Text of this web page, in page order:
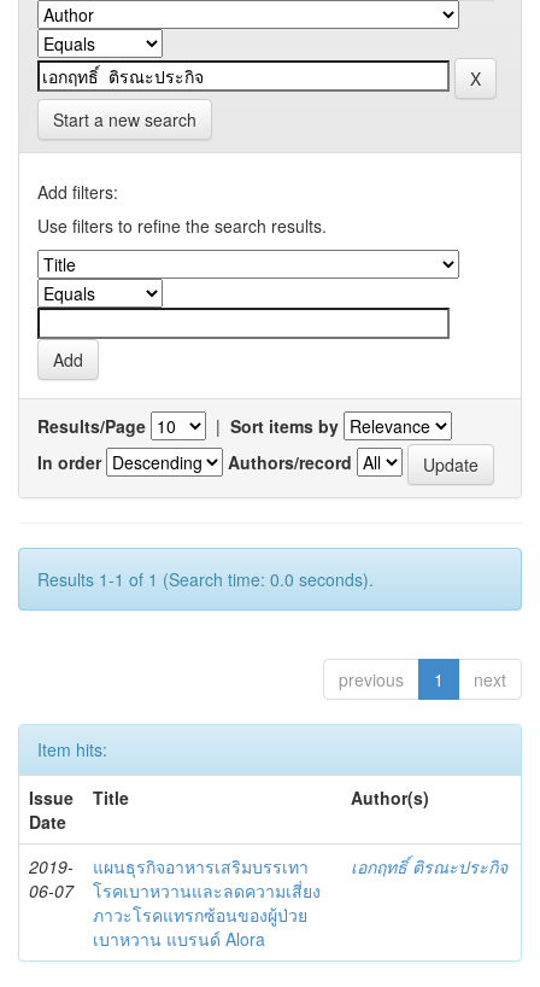
Start a new search
Add filters:
Use filters to refine the search results.
Results/Page | Sort items by
In order
Authors/record
Results 1-1 of 1 (Search time: 0.0 seconds).
previous 1 next
Item hits:
Issue
Date
Title Author(s)
2019-
06-07
แผนธุรกิจอาหารเสริมบรรเทา
โรคเบาหวานและลดความเสี่ยง
ภาวะโรคแทรกซ้อนของผู้ป่วย
เบาหวาน แบรนด์ Alora
เอกฤทธิ์ ติรณะประกิจ